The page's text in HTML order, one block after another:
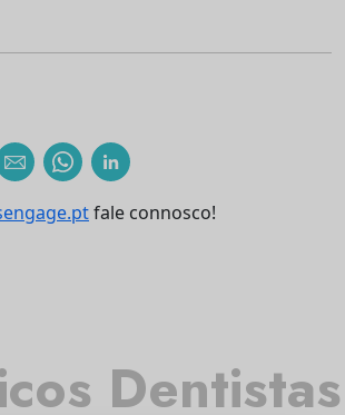
fale connosco!
Dentistas